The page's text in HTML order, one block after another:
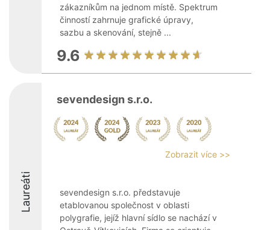
zákazníkům na jednom místě. Spektrum
činností zahrnuje grafické úpravy,
sazbu a skenování, stejně ...
9.6
Laureáti
sevendesign s.r.o.
Zobrazit více >>
sevendesign s.r.o. představuje
etablovanou společnost v oblasti
polygrafie, jejíž hlavní sídlo se nachází v